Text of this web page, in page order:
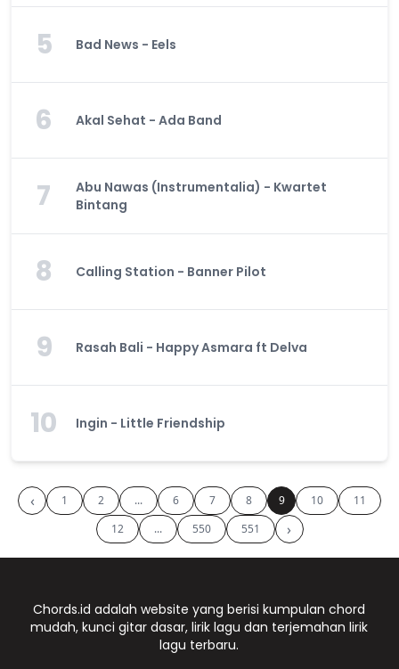
5 Bad News - Eels
6 Akal Sehat - Ada Band
7
Abu Nawas (Instrumentalia) - Kwartet
Bintang
8 Calling Station - Banner Pilot
9 Rasah Bali - Happy Asmara ft Delva
10 Ingin - Little Friendship
‹ 1 2 ... 6 7 8 9 10
11
12
... 550 551 ›
Chords.id adalah website yang berisi kumpulan chord
mudah, kunci gitar dasar, lirik lagu dan terjemahan lirik
lagu terbaru.